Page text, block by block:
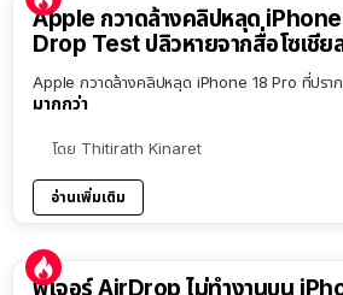
Apple กวาดล้างคลิปหลุด
Drop Test ปลิวหายจากสื่อโซเชีย
Apple กวาดล้างคลิปหลุด iPhone 18 Pro ที่ปรา
มากกว่า
โดย Thitirath Kinaret
อ่านเพิ่มเติม
ฟีเจอร์ AirDrop ไม่ทำงานบน